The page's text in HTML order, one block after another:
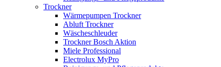
Trockner
Wärmepumpen Trockner
Abluft Trockner
Wäscheschleuder
Trockner Bosch Aktion
Miele Professional
Electrolux MyPro